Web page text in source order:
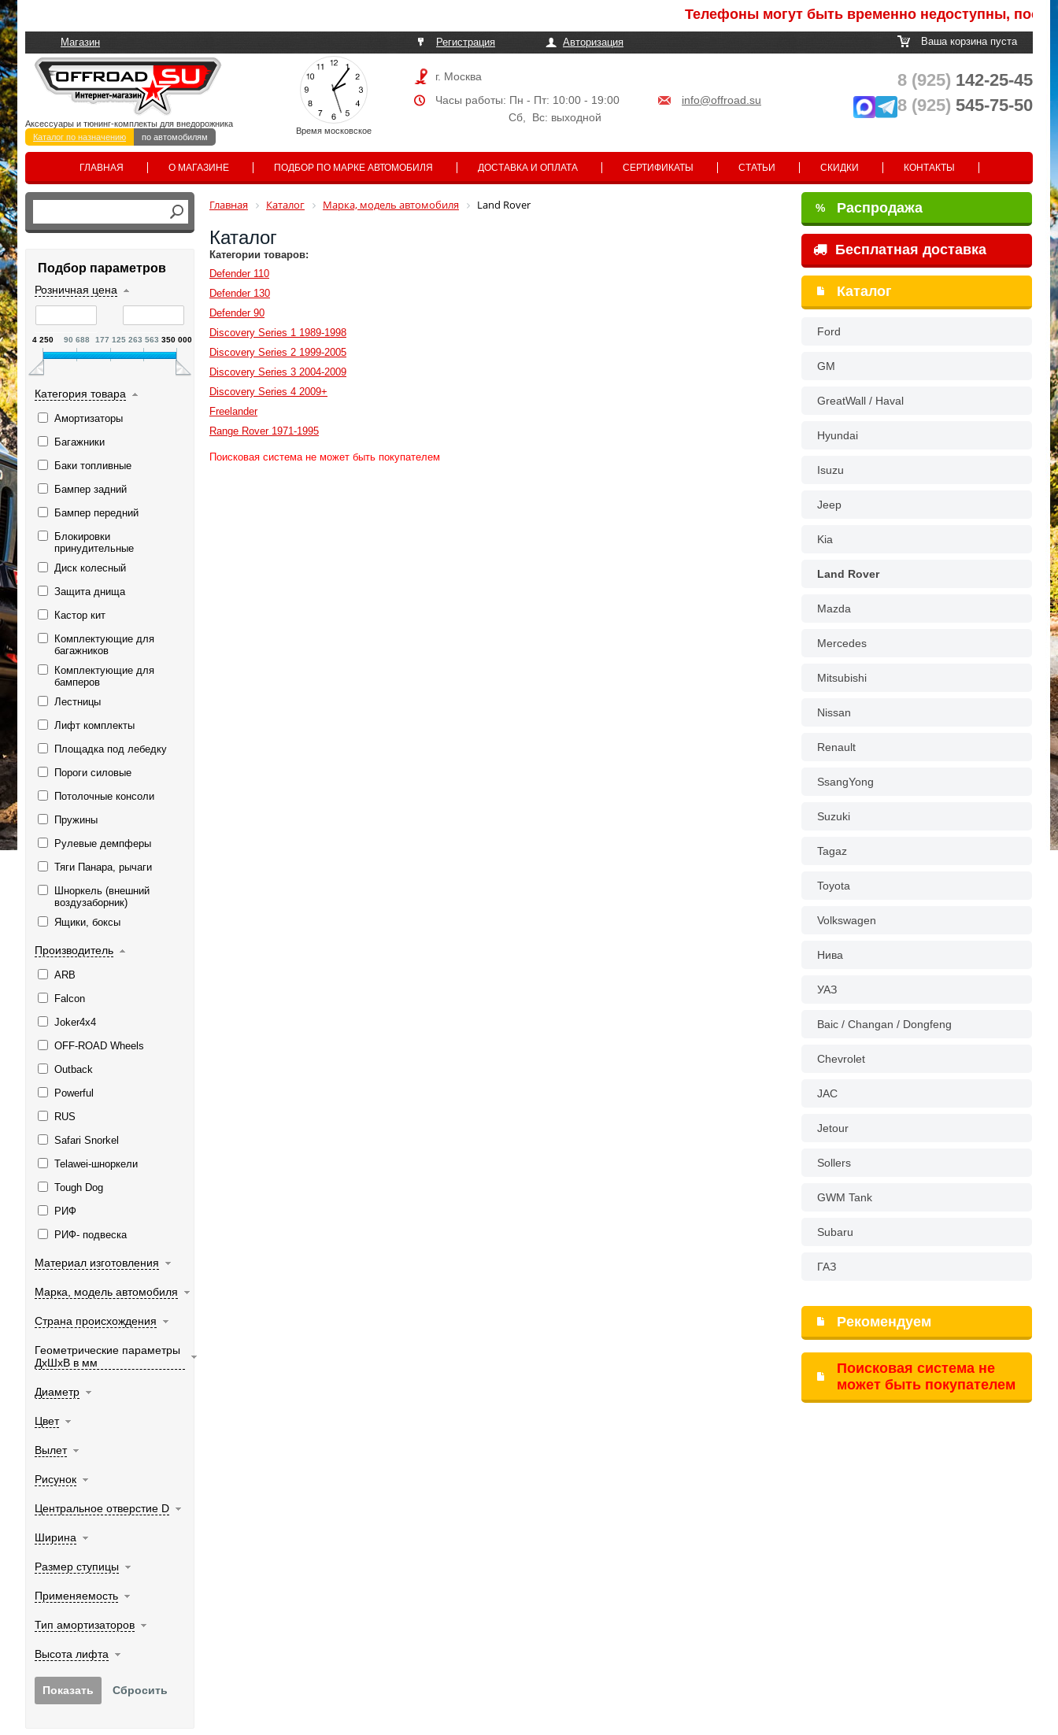
Телефоны могут быть временно недоступны, после
Магазин Регистрация Авторизация Ваша корзина пуста
Время московское
Аксессуары и тюнинг-комплекты для внедорожника
Каталог по назначению
по автомобилям
г. Москва
Часы работы: Пн - Пт: 10:00 - 19:00
info@offroad.su
Сб, Вс: выходной
8 (925) 142-25-45
8 (925) 545-75-50
ГЛАВНАЯ О МАГАЗИНЕ ПОДБОР ПО МАРКЕ АВТОМОБИЛЯ ДОСТАВКА И ОПЛАТА СЕРТИФИКАТЫ СТАТЬИ СКИДКИ КОНТАКТЫ
Подбор параметров
Розничная цена
4 250 90 688 177 125 263 563 350 000
Категория товара
Амортизаторы
Багажники
Баки топливные
Бампер задний
Бампер передний
Блокировки
принудительные
Диск колесный
Защита днища
Кастор кит
Комплектующие для
багажников
Комплектующие для
бамперов
Лестницы
Лифт комплекты
Площадка под лебедку
Пороги силовые
Потолочные консоли
Пружины
Рулевые демпферы
Тяги Панара, рычаги
Шноркель (внешний
воздузаборник)
Ящики, боксы
Производитель
ARB
Falcon
Joker4x4
OFF-ROAD Wheels
Outback
Powerful
RUS
Safari Snorkel
Telawei-шноркели
Tough Dog
РИФ
РИФ- подвеска
Материал изготовления
Марка, модель автомобиля
Страна происхождения
Геометрические параметры
ДхШхВ в мм
Диаметр
Цвет
Вылет
Рисунок
Центральное отверстие D
Ширина
Размер ступицы
Применяемость
Тип амортизаторов
Высота лифта
Главная Каталог Марка, модель автомобиля Land Rover
Каталог
Категории товаров:
Defender 110
Defender 130
Defender 90
Discovery Series 1 1989-1998
Discovery Series 2 1999-2005
Discovery Series 3 2004-2009
Discovery Series 4 2009+
Freelander
Range Rover 1971-1995
Поисковая система не может быть покупателем
% Распродажа
Бесплатная доставка
Каталог
Ford
GM
GreatWall / Haval
Hyundai
Isuzu
Jeep
Kia
Land Rover
Mazda
Mercedes
Mitsubishi
Nissan
Renault
SsangYong
Suzuki
Tagaz
Toyota
Volkswagen
Нива
УАЗ
Baic / Changan / Dongfeng
Chevrolet
JAC
Jetour
Sollers
GWM Tank
Subaru
ГАЗ
Рекомендуем
Поисковая система не
может быть покупателем